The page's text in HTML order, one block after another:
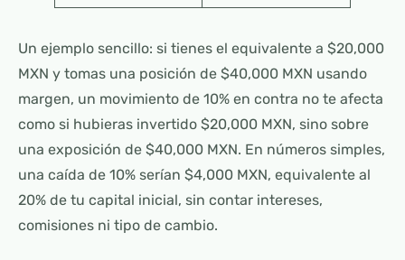
Un ejemplo sencillo: si tienes el equivalente a $20,000
MXN y tomas una posición de $40,000 MXN usando
margen, un movimiento de 10% en contra no te afecta
como si hubieras invertido $20,000 MXN, sino sobre
una exposición de $40,000 MXN. En números simples,
una caída de 10% serían $4,000 MXN, equivalente al
20% de tu capital inicial, sin contar intereses,
comisiones ni tipo de cambio.